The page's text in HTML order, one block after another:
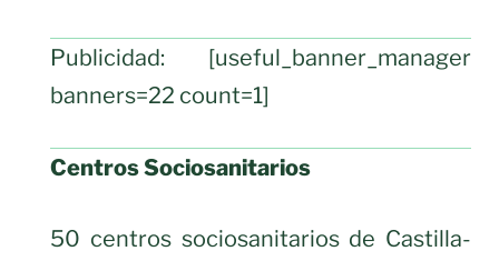
Publicidad: [useful_banner_manager
banners=22 count=1]
Centros Sociosanitarios
50 centros sociosanitarios de Castilla-